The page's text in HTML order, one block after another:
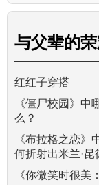
与父辈的
红红子穿搭
《僵尸校园》
么？
《布拉格之恋》
何折射出米兰·昆
《你微笑时很美